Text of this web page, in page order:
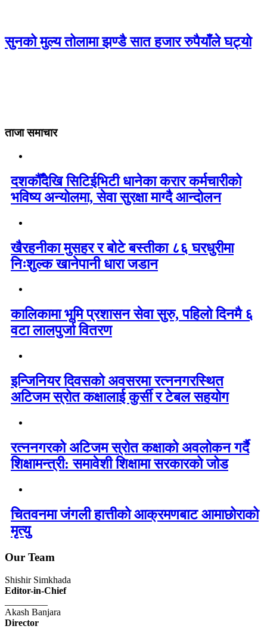
सुनको मुल्य तोलामा झण्डै सात हजार रुपैयाँले घट्यो
ताजा समाचार
दशकौँदेखि सिटिईभिटी धानेका करार कर्मचारीको
भविष्य अन्योलमा, सेवा सुरक्षा माग्दै आन्दोलन
खैरहनीका मुसहर र बोटे बस्तीका ८६ घरधुरीमा
निःशुल्क खानेपानी धारा जडान
कालिकामा भूमि प्रशासन सेवा सुरु, पहिलो दिनमै ६
वटा लालपुर्जा वितरण
इन्जिनियर दिवसको अवसरमा रत्ननगरस्थित
अटिजम स्रोत कक्षालाई कुर्सी र टेबल सहयोग
रत्ननगरको अटिजम स्रोत कक्षाको अवलोकन गर्दै
शिक्षामन्त्री: समावेशी शिक्षामा सरकारको जोड
चितवनमा जंगली हात्तीको आक्रमणबाट आमाछोराको
मृत्यु
Our Team
Shishir Simkhada
Editor-in-Chief
Akash Banjara
Director